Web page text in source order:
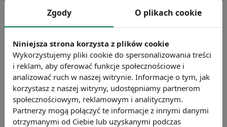
pracy lub rozpoczęcie działalności
współpracę urzędów z prywatnymi agencjami
zatrudnienia. Novum stanowi także
uzależnienie premiowania pracowników
urzędów pracy od efektywności ich działania.
Źródło: IAR
Chcesz wiedzieć więcej?
Zgody O plikach cookie
Niniejsza strona korzysta z plików cookie
Wykorzystujemy pliki cookie do spersonalizowania treści
i reklam, aby oferować funkcje społecznościowe i
analizować ruch w naszej witrynie. Informacje o tym, jak
korzystasz z naszej witryny, udostępniamy partnerom
społecznościowym, reklamowym i analitycznym.
Partnerzy mogą połączyć te informacje z innymi danymi
otrzymanymi od Ciebie lub uzyskanymi podczas